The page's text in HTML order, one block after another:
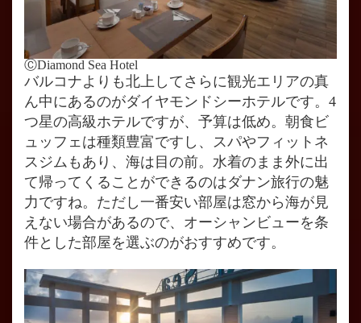
ⒸDiamond Sea Hotel
バルコナよりも北上してさらに観光エリアの真
ん中にあるのがダイヤモンドシーホテルです。4
つ星の高級ホテルですが、予算は低め。朝食ビ
ュッフェは種類豊富ですし、スパやフィットネ
スジムもあり、海は目の前。水着のまま外に出
て帰ってくることができるのはダナン旅行の魅
力ですね。ただし一番安い部屋は窓から海が見
えない場合があるので、オーシャンビューを条
件とした部屋を選ぶのがおすすめです。